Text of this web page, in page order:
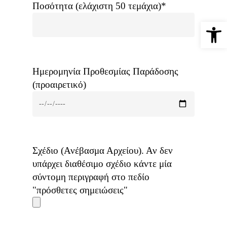
Ποσότητα (ελάχιστη 50 τεμάχια)*
Ημερομηνία Προθεσμίας Παράδοσης
(προαιρετικό)
Σχέδιο (Ανέβασμα Αρχείου). Αν δεν
υπάρχει διαθέσιμο σχέδιο κάντε μία
σύντομη περιγραφή στο πεδίο
"πρόσθετες σημειώσεις"